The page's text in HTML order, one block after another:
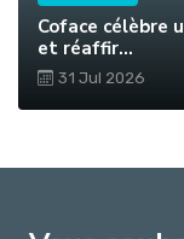
Coface célèbre
et réaffir...
31 Jul 2026